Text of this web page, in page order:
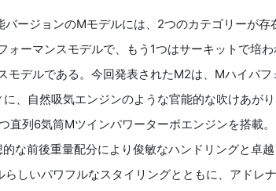
ージョンのMモデルには、2つのカテゴリーが存
ォーマンスモデルで、もう1つはサーキットで培
モデルである。今回発表されたM2は、Mハイパ
、自然吸気エンジンのような官能的な吹けあが
直列6気筒Mツインパワーターボエンジンを搭載
な前後重量配分により俊敏なハンドリングと卓
しいパワフルなスタイリングとともに、アドレ